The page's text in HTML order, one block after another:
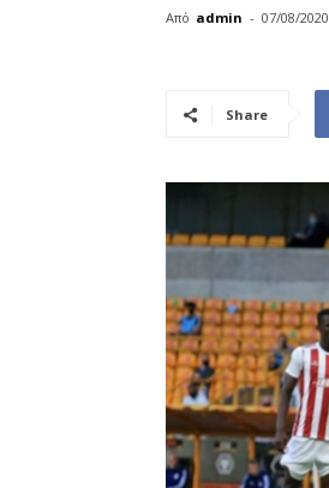
Από admin - 07/08/2020
Share